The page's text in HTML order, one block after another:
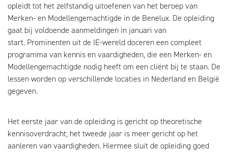
opleidt tot het zelfstandig uitoefenen van het beroep van
Merken- en Modellengemachtigde in de Benelux. De opleiding
gaat bij voldoende aanmeldingen in januari van
start. Prominenten uit de IE-wereld doceren een compleet
programma van kennis en vaardigheden, die een Merken- en
Modellengemachtigde nodig heeft om een cliënt bij te staan. De
lessen worden op verschillende locaties in Nederland en België
gegeven.
Het eerste jaar van de opleiding is gericht op theoretische
kennisoverdracht; het tweede jaar is meer gericht op het
aanleren van vaardigheden. Hiermee sluit de opleiding goed